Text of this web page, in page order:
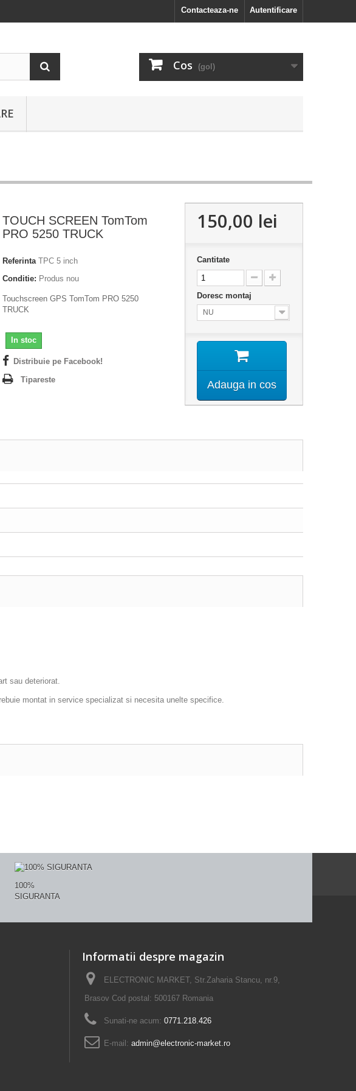
Autentificare
Contacteaza-ne
Cos (gol)
TOUCH SCREEN TomTom
PRO 5250 TRUCK
Referinta TPC 5 inch
Conditie: Produs nou
Touchscreen GPS TomTom PRO 5250
TRUCK
In stoc
Distribuie pe Facebook!
Tipareste
150,00 lei
Cantitate
Doresc montaj
NU
Adauga in cos
sau deteriorat.
montat in service specializat si necesita unelte specifice.
100%
SIGURANTA
Informatii despre magazin
ELECTRONIC MARKET, Str.Zaharia Stancu, nr.9,
Brasov Cod postal: 500167 Romania
Sunati-ne acum: 0771.218.426
E-mail: admin@electronic-market.ro